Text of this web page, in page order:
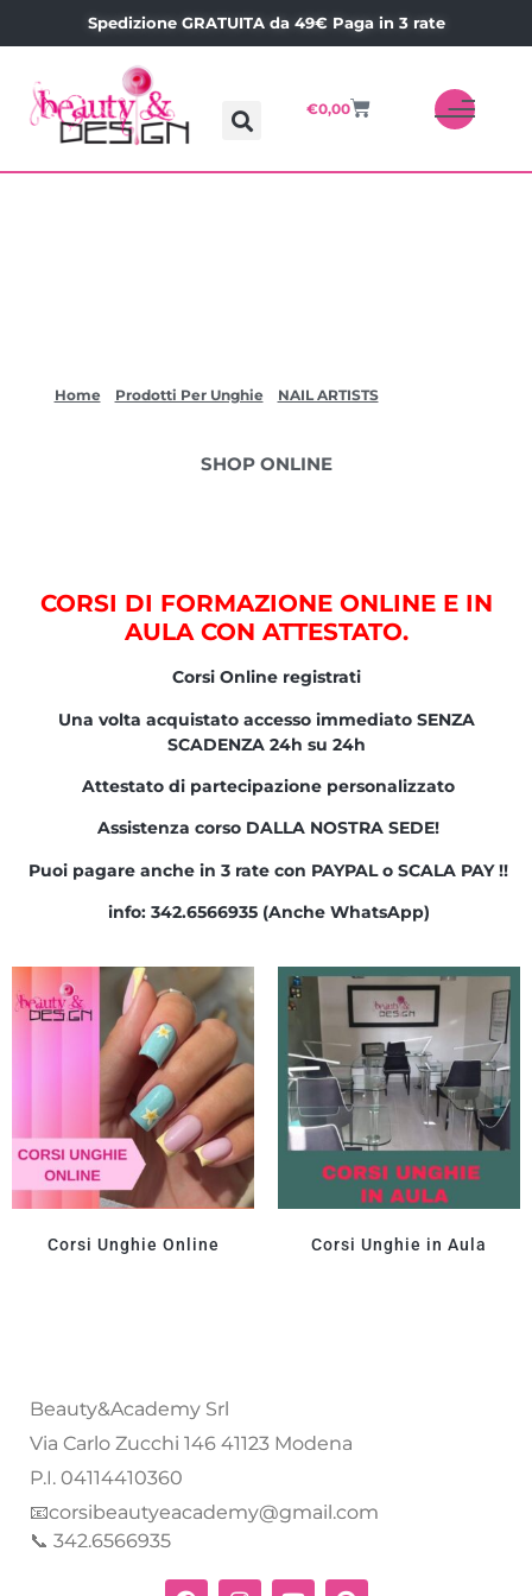
Spedizione GRATUITA da 49€ Paga in 3 rate
€0,00
Home» Prodotti Per Unghie» NAIL ARTISTS»
SHOP ONLINE
CORSI DI FORMAZIONE ONLINE E IN
AULA CON ATTESTATO.
Corsi Online registrati
Una volta acquistato accesso immediato SENZA
SCADENZA 24h su 24h
Attestato di partecipazione personalizzato
Assistenza corso DALLA NOSTRA SEDE!
Puoi pagare anche in 3 rate con PAYPAL o SCALA PAY !!
info: 342.6566935 (Anche WhatsApp)
Corsi Unghie Online Corsi Unghie in Aula
Beauty&Academy Srl
Via Carlo Zucchi 146 41123 Modena
P.I. 04114410360
📧corsibeautyeacademy@gmail.com
📞 342.6566935